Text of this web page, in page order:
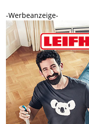
-Werbeanzeige-